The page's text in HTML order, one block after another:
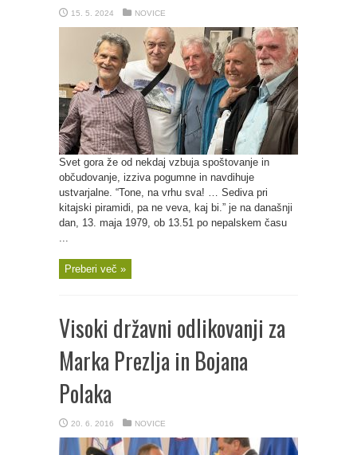
15. 5. 2024 NOVICE
Svet gora že od nekdaj vzbuja spoštovanje in
občudovanje, izziva pogumne in navdihuje
ustvarjalne. “Tone, na vrhu sva! … Sediva pri
kitajski piramidi, pa ne veva, kaj bi.” je na današnji
dan, 13. maja 1979, ob 13.51 po nepalskem času
...
Preberi več »
Visoki državni odlikovanji za
Marka Prezlja in Bojana
Polaka
20. 6. 2016 NOVICE